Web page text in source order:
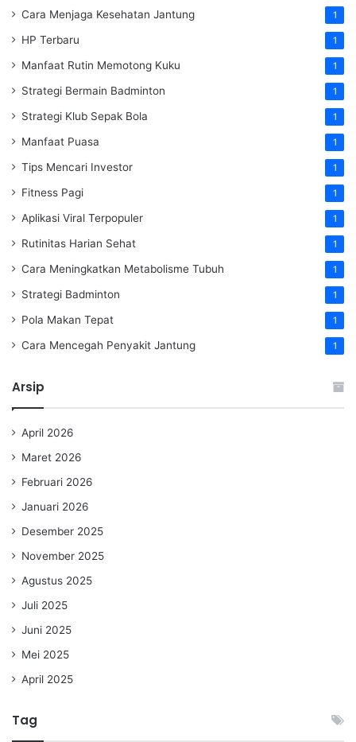
Cara Menjaga Kesehatan Jantung 1
HP Terbaru 1
Manfaat Rutin Memotong Kuku 1
Strategi Bermain Badminton 1
Strategi Klub Sepak Bola 1
Manfaat Puasa 1
Tips Mencari Investor 1
Fitness Pagi 1
Aplikasi Viral Terpopuler 1
Rutinitas Harian Sehat 1
Cara Meningkatkan Metabolisme Tubuh 1
Strategi Badminton 1
Pola Makan Tepat 1
Cara Mencegah Penyakit Jantung 1
Arsip
April 2026
Maret 2026
Februari 2026
Januari 2026
Desember 2025
November 2025
Agustus 2025
Juli 2025
Juni 2025
Mei 2025
April 2025
Tag